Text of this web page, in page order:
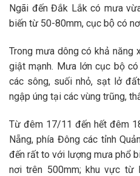
Ngãi đến Đắk Lắk có mưa
biến từ 50-80mm, cục bộ có
Trong mưa dông có khả năng
giật mạnh. Mưa lớn cục bộ
các sông, suối nhỏ, sạt lở
ngập úng tại các vùng trũng,
Từ đêm 17/11 đến hết đêm
Nẵng, phía Đông các tỉnh
đến rất to với lượng mưa phổ
nơi trên 500mm; khu vực từ